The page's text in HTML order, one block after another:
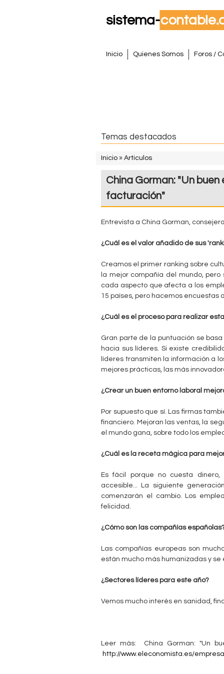
S
e
m
a
C
o
n
t
a
l
e
M
n
c
i
l
Inicio Quienes Somos Foros /
Temas destacados
S
e
n
e
n
r
a
u
s
d
a
q
í
Inicio » Articulos
China Gorman: "Un
facturación"
Entrevista a China Gorman,
¿Cuál es el valor añadido de sus
Creamos el primer ranking sobre
la mejor compañía del mundo,
cada aspecto que afecta a los
15 países, pero hacemos encuestas
¿Cuál es el proceso para realizar
Gran parte de la puntuación se
hacia sus líderes. Si existe
líderes transmiten la información a
mejores prácticas, las más
¿Crear un buen entorno laboral
Por supuesto que sí. Las firmas
financiero. Mejoran las ventas, la
el mundo gana, sobre todo los
¿Cuál es la receta mágica para
Es fácil porque no cuesta
accesible... La siguiente
comenzarán el cambio. Los
felicidad.
¿Cómo son las compañías
Las compañías europeas son
están mucho más humanizadas y
¿Sectores líderes para este año?
Vemos mucho interés en sanidad,
Leer más: China Gorman: "Un
http://www.eleconomista.es/